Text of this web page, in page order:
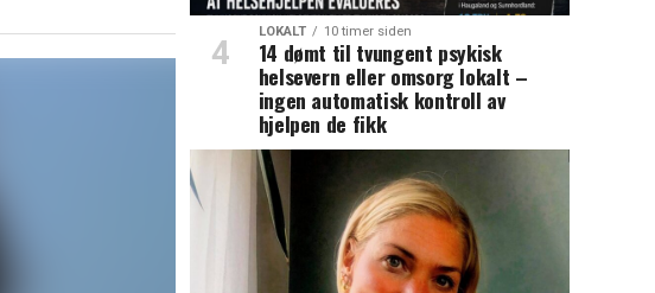
LOKALT 10 timer siden
14 dømt til tvungent psykisk
helsevern eller omsorg lokalt –
ingen automatisk kontroll av
hjelpen de fikk